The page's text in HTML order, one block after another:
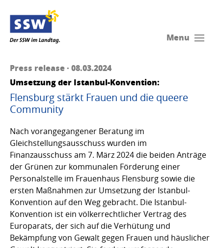
Menu
Press release · 08.03.2024
Umsetzung der Istanbul-Konvention:
Flensburg stärkt Frauen und die queere
Community
Nach vorangegangener Beratung im
Gleichstellungsausschuss wurden im
Finanzausschuss am 7. März 2024 die beiden Anträge
der Grünen zur kommunalen Förderung einer
Personalstelle im Frauenhaus Flensburg sowie die
ersten Maßnahmen zur Umsetzung der Istanbul-
Konvention auf den Weg gebracht. Die Istanbul-
Konvention ist ein völkerrechtlicher Vertrag des
Europarats, der sich auf die Verhütung und
Bekämpfung von Gewalt gegen Frauen und häuslicher